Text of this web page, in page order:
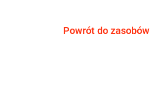
Powrót do zasobów